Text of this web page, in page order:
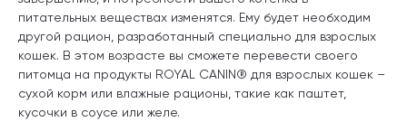
питательных веществах изменятся. Ему будет необходим
другой рацион, разработанный специально для взрослых
кошек. В этом возрасте вы сможете перевести своего
питомца на продукты ROYAL CANIN® для взрослых кошек –
сухой корм или влажные рационы, такие как паштет,
кусочки в соусе или желе.